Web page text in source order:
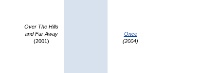
Over The Hills
and Far Away
(2001)
Once
(2004)